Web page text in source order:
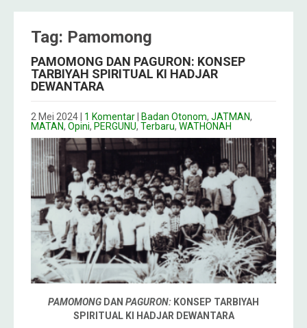
Tag: Pamomong
PAMOMONG DAN PAGURON: KONSEP
TARBIYAH SPIRITUAL KI HADJAR
DEWANTARA
2 Mei 2024 1 Komentar Badan Otonom, JATMAN,
MATAN, Opini, PERGUNU, Terbaru, WATHONAH
PAMOMONG DAN PAGURON: KONSEP TARBIYAH
SPIRITUAL KI HADJAR DEWANTARA